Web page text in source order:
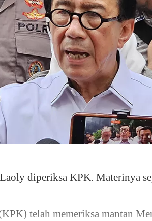
diperiksa KPK. Materinya
telah memeriksa mantan